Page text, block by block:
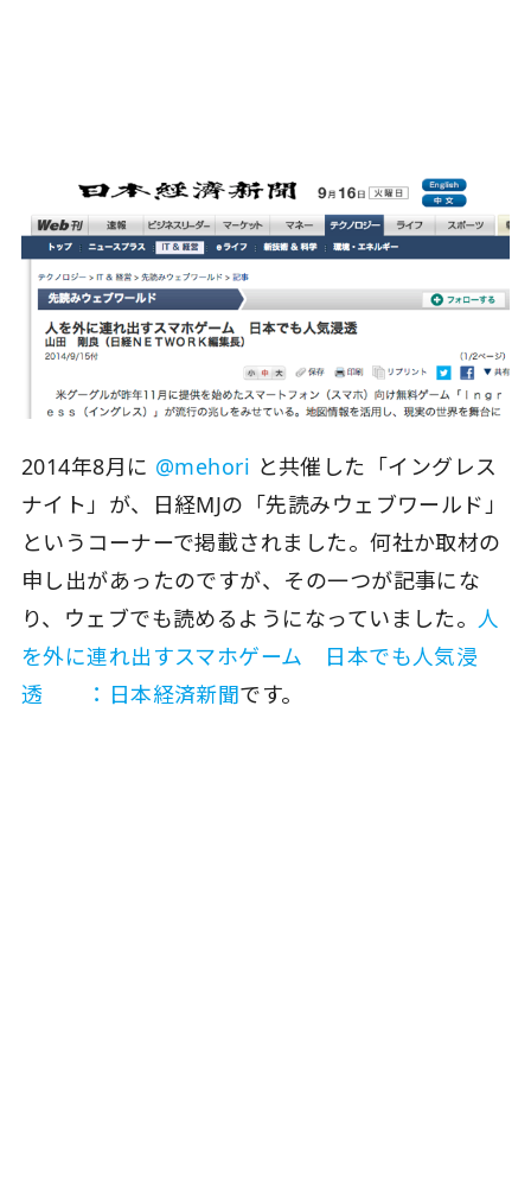
2014年8月に @mehori と共催した「イングレス
ナイト」が、日経MJの「先読みウェブワールド」
というコーナーで掲載されました。何社か取材の
申し出があったのですが、その一つが記事にな
り、ウェブでも読めるようになっていました。 人
を外に連れ出すスマホゲーム 日本でも人気浸
透 ：日本経済新聞です。